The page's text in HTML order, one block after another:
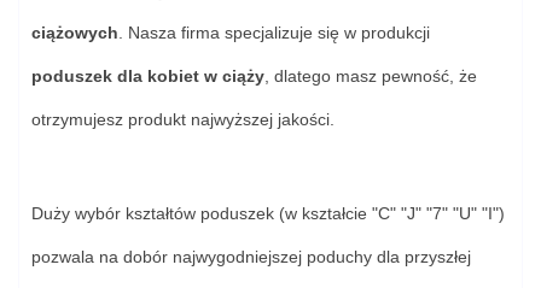
ciążowych . Nasza firma specjalizuje się w produkcji
poduszek dla kobiet w ciąży , dlatego masz pewność, że
otrzymujesz produkt najwyższej jakości.
Duży wybór kształtów poduszek (w kształcie "C" "J" "7" "U" "I")
pozwala na dobór najwygodniejszej poduchy dla przyszłej